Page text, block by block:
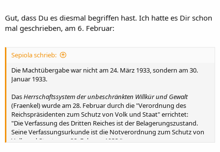
Gut, dass Du es diesmal begriffen hast. Ich hatte es Dir schon
mal geschrieben, am 6. Februar:
Sepiola schrieb:
Die Machtübergabe war nicht am 24. März 1933, sondern am 30.
Januar 1933.
DasHerrschaftssystem der unbeschränkten Willkür und Gewalt
(Fraenkel) wurde am 28. Februar durch die "Verordnung des
Reichspräsidenten zum Schutz von Volk und Staat" errichtet:
"Die Verfassung des Dritten Reiches ist der Belagerungszustand.
Seine Verfassungsurkunde ist die Notverordnung zum Schutz von
Volk und Staat vom 28. Februar 1933."